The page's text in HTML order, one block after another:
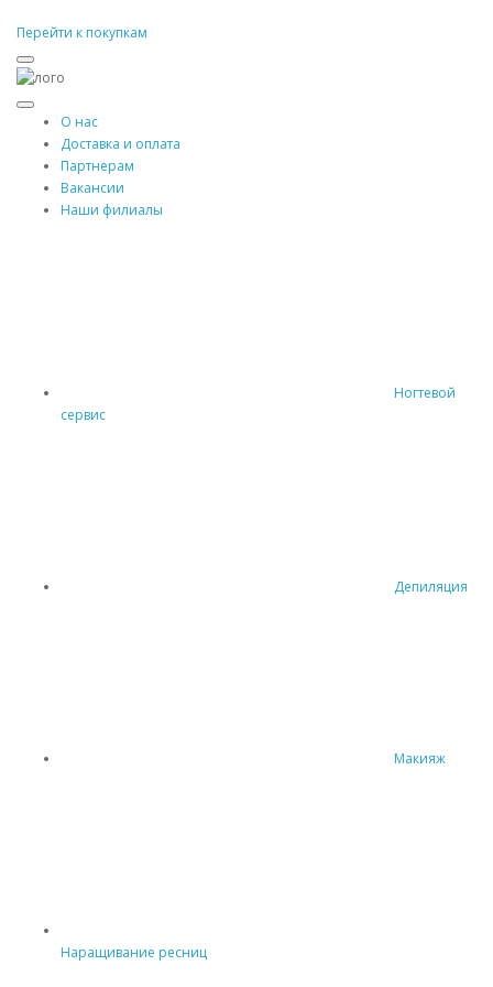
Перейти к покупкам
О нас
Доставка и оплата
Партнерам
Вакансии
Наши филиалы
Ногтевой
сервис
Депиляция
Макияж
Наращивание ресниц